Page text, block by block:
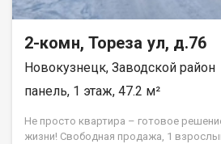
2-комн, Тореза ул, д.76
Новокузнецк, Заводской район
панель, 1 этаж, 47.2 м²
Не просто квартира – готовое
жизни! Свободная продажа, 1